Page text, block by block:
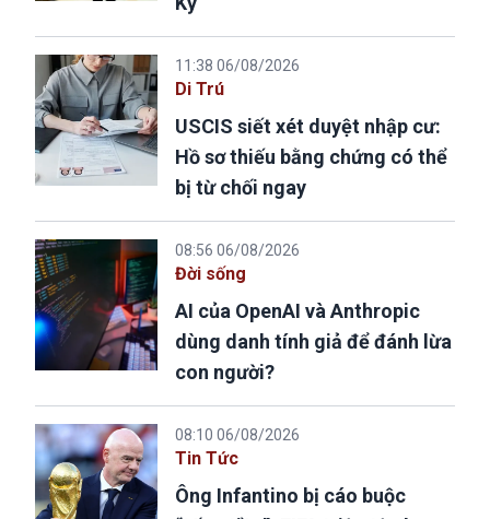
11:38 06/08/2026
Di Trú
USCIS siết xét duyệt nhập cư:
Hồ sơ thiếu bằng chứng có thể
bị từ chối ngay
08:56 06/08/2026
Đời sống
AI của OpenAI và Anthropic
dùng danh tính giả để đánh lừa
con người?
08:10 06/08/2026
Tin Tức
Ông Infantino bị cáo buộc